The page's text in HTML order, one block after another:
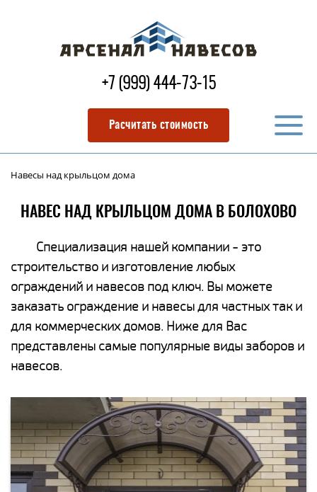
+7 (999) 444-73-15
Расчитать стоимость
Навесы над крыльцом дома
НАВЕС НАД КРЫЛЬЦОМ ДОМА В БОЛОХОВО
Специализация нашей компании - это
строительство и изготовление любых
ограждений и навесов под ключ. Вы можете
заказать ограждение и навесы для частных так и
для коммерческих домов. Ниже для Вас
представлены самые популярные виды заборов и
навесов.